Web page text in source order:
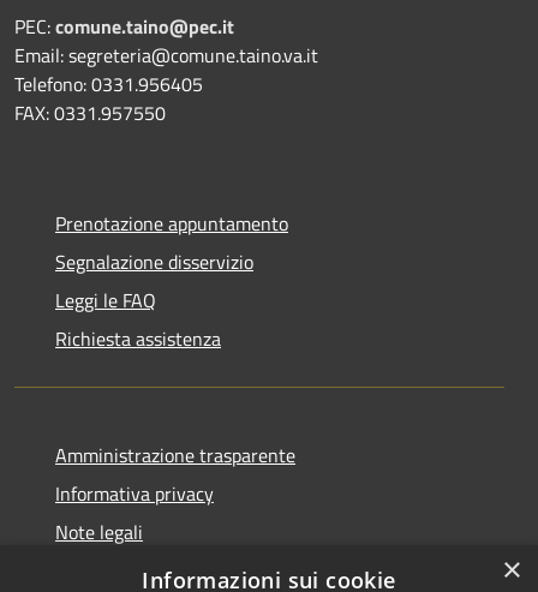
PEC:comune.taino@pec.it
Email: segreteria@comune.taino.va.it
Telefono: 0331.956405
FAX: 0331.957550
Prenotazione appuntamento
Segnalazione disservizio
Leggi le FAQ
Richiesta assistenza
Amministrazione trasparente
Informativa privacy
Note legali
Dichiarazione di accessibilità
×
Informazioni sui cookie